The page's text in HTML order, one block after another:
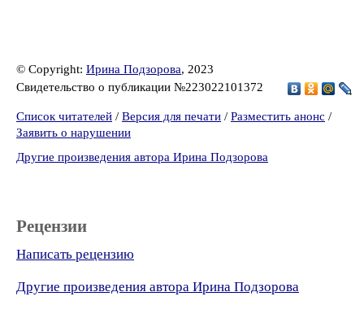
© Copyright: Ирина Подзорова, 2023
Свидетельство о публикации №223022101372
Список читателей / Версия для печати / Разместить анонс /
Заявить о нарушении
Другие произведения автора Ирина Подзорова
Рецензии
Написать рецензию
Другие произведения автора Ирина Подзорова